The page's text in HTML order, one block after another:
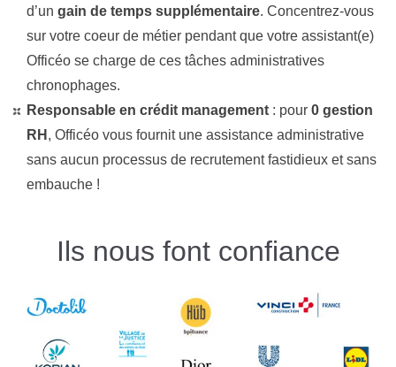
d’un gain de temps supplémentaire. Concentrez-vous
sur votre coeur de métier pendant que votre assistant(e)
Officéo se charge de ces tâches administratives
chronophages.
Responsable en crédit management : pour 0 gestion
RH , Officéo vous fournit une assistance administrative
sans aucun processus de recrutement fastidieux et sans
embauche !
Ils nous font confiance